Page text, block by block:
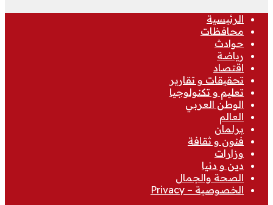
الرئيسية
محافظات
حوادث
رياضة
اقتصاد
تحقيقات و تقارير
تعليم و تكنولوجيا
الوطن العربي
العالم
برلمان
فنون و ثقافة
وزارات
دين و دنيا
الصحة والجمال
الخصوصية – Privacy